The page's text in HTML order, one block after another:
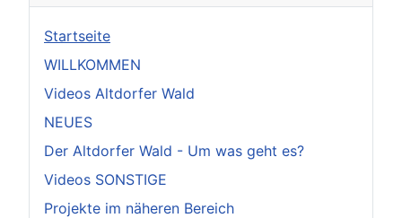
Startseite
WILLKOMMEN
Videos Altdorfer Wald
NEUES
Der Altdorfer Wald - Um was geht es?
Videos SONSTIGE
Projekte im näheren Bereich